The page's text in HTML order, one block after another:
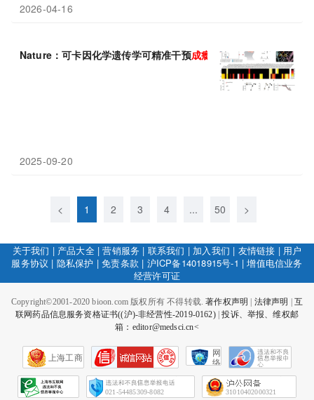
2026-04-16
Nature：可卡因化学遗传学可精准干预成瘾 回路
2025-09-20
< 1 2 3 4 ... 50 >
关于我们 | 产品大全|营销服务 | 联系我们 | 加入我们 | 友情链接 | 用户
服务协议 | 隐私保护 |免责条款 | 沪ICP备14018915号-1 |增值电信业务
经营许可证
Copyright©2001-2020 bioon.com 版权所有 不得转载.著作权声明 法律声明
互
联网药品信息服务资格证书((沪)-非经营性-2019-0162)|投诉、举报、维权邮
箱：editor@medsci.cn<
上海工商
网
络
会
征
021-54485309-8082 31010402000321